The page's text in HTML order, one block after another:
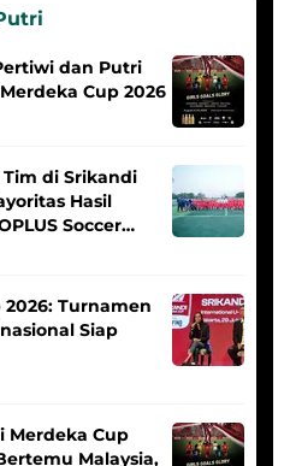
dan Putri
Cup 2026
di Srikandi
Hasil
Soccer
Turnamen
Siap
Merdeka Cup
Malaysia,